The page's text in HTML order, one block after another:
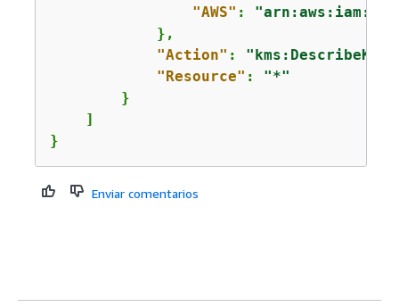
"AWS" : "arn:aws:iam::
            },
"Action" : "kms:DescribeKey"
"Resource" : "*"
        }
    ]
}
Enviar comentarios